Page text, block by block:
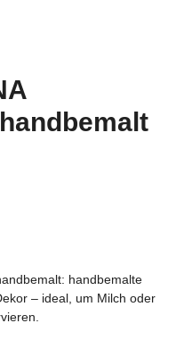
handbemalte
– ideal, um Milch oder